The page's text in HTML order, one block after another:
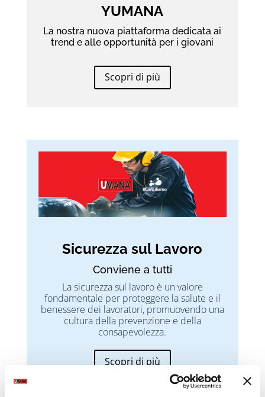
YUMANA
La nostra nuova piattaforma dedicata ai
trend e alle opportunità per i giovani
Scopri di più
Sicurezza sul Lavoro
Conviene a tutti
La sicurezza sul lavoro è un valore
fondamentale per proteggere la salute e il
benessere dei lavoratori, promuovendo una
cultura della prevenzione e della
consapevolezza.
Scopri di più